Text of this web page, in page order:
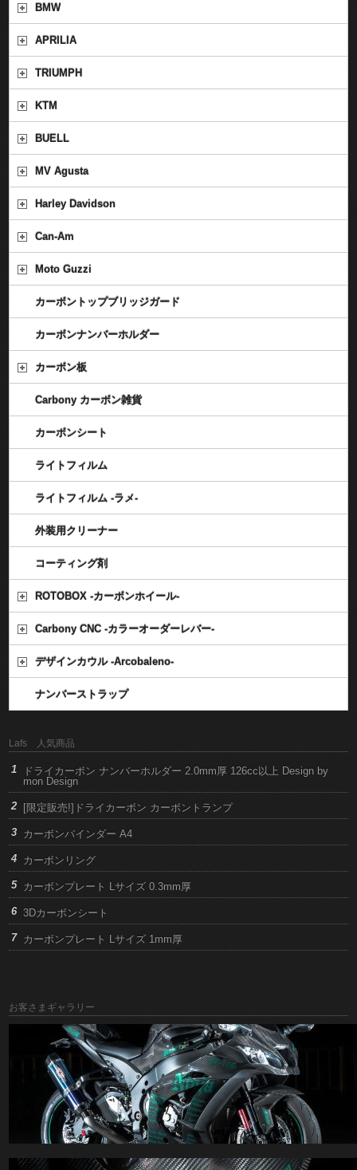
BMW
APRILIA
TRIUMPH
KTM
BUELL
MV Agusta
Harley Davidson
Can-Am
Moto Guzzi
カーボントップブリッジガード
カーボンナンバーホルダー
カーボン板
Carbony カーボン雑貨
カーボンシート
ライトフィルム
ライトフィルム -ラメ-
外装用クリーナー
コーティング剤
ROTOBOX -カーボンホイール-
Carbony CNC -カラーオーダーレバー-
デザインカウル -Arcobaleno-
ナンバーストラップ
Lafs 人気商品
ドライカーボン ナンバーホルダー 2.0mm厚 126cc以上 Design by
mon Design
[限定販売!]ドライカーボン カーボントランプ
カーボンバインダー A4
カーボンリング
カーボンプレート Lサイズ 0.3mm厚
3Dカーボンシート
カーボンプレート Lサイズ 1mm厚
お客さまギャラリー